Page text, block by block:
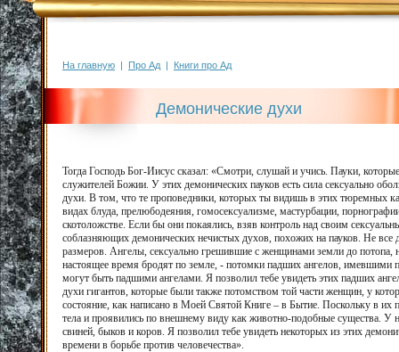
На главную | Про Ад | Книги про Ад
Демонические духи
Тогда Господь Бог-Иисус сказал: «Смотри, слушай и учись. Пауки,
служителей Божии. У этих демонических пауков есть сила сексуально
духи. В том, что те проповедники, которых ты видишь в этих тюремных
видах блуда, прелюбодеяния, гомосексуализме, мастурбации,
скотоложстве. Если бы они покаялись, взяв контроль над своим
соблазняющих демонических нечистых духов, похожих на пауков. Не
размеров. Ангелы, сексуально грешившие с женщинами земли до
настоящее время бродят по земле, - потомки падших ангелов,
могут быть падшими ангелами. Я позволил тебе увидеть этих падших
духи гигантов, которые были также потомством той части женщин, у
состояние, как написано в Моей Святой Книге – в Бытие. Поскольку в их
тела и проявились по внешнему виду как животно-подобные существа. У
свиней, быков и коров. Я позволил тебе увидеть некоторых из этих
времени в борьбе против человечества».